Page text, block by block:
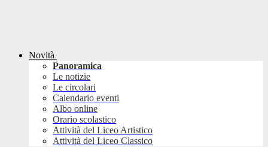
Novità
Panoramica
Le notizie
Le circolari
Calendario eventi
Albo online
Orario scolastico
Attività del Liceo Artistico
Attività del Liceo Classico